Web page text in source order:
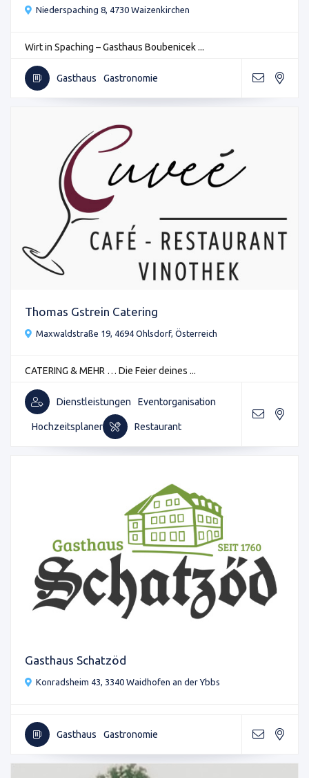
Niederspaching 8, 4730 Waizenkirchen
Wirt in Spaching – Gasthaus Boubenicek ...
Gasthaus Gastronomie
Thomas Gstrein Catering
Maxwaldstraße 19, 4694 Ohlsdorf, Österreich
CATERING & MEHR … Die Feier deines ...
Dienstleistungen Eventorganisation
Hochzeitsplaner Restaurant
Gasthaus Schatzöd
Konradsheim 43, 3340 Waidhofen an der Ybbs
Gasthaus Gastronomie